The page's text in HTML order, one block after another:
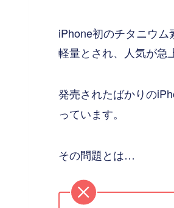
iPhone初のチタニウ
軽量とされ、人気が急
発売されたばかりの
っています。
その問題とは…